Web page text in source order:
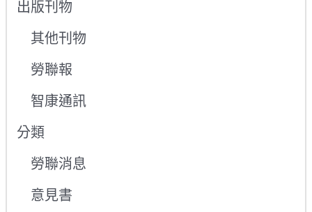
出版刊物
其他刊物
勞聯報
智康通訊
分類
勞聯消息
意見書